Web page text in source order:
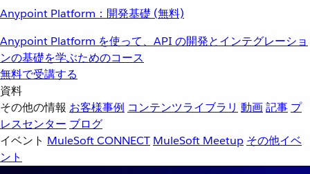
Anypoint Platform：開発基礎 (無料)
Anypoint Platform を使って、API の開発とインテグレーショ
ンの基礎を学ぶためのコース
無料で受講する
資料
その他の情報 お客様事例 コンテンツライブラリ 動画記事 プ
レスセンター ブログ
イベント MuleSoft CONNECT MuleSoft Meetup その他イベ
ント